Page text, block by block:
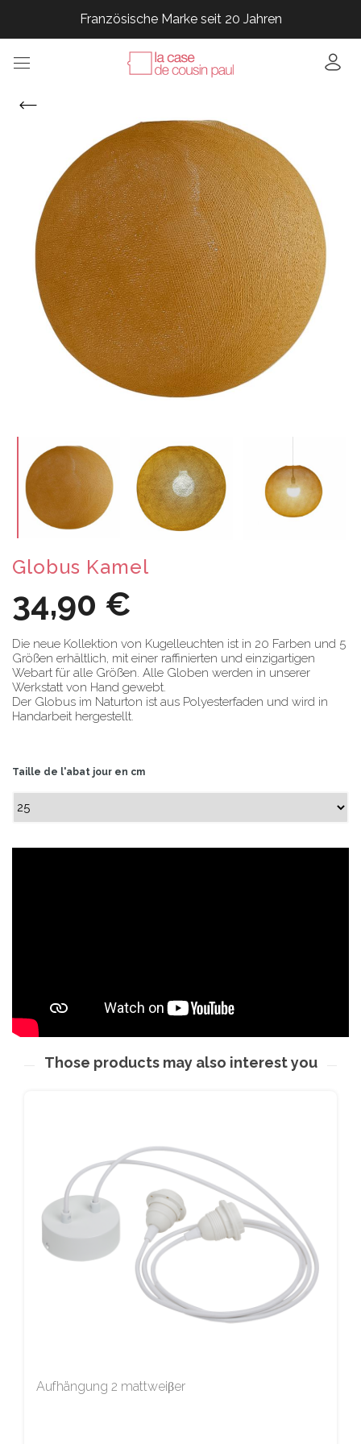
Französische Marke seit 20 Jahren
Französische Marke seit 20 Jahren
Französische Marke seit 20 Jahren
Globus Kamel
34,90 €
Die neue Kollektion von Kugelleuchten ist in 20 Farben und 5
Größen erhältlich, mit einer raffinierten und einzigartigen
Webart für alle Größen. Alle Globen werden in unserer
Werkstatt von Hand gewebt.
Der Globus im Naturton ist aus Polyesterfaden und wird in
Handarbeit hergestellt.
Taille de l'abat jour en cm
Those products may also interest you
Aufhängung 2 mattweiβer